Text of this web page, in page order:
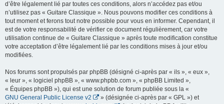
d’être légalement lié par toutes ces conditions, alors n’accédez pas et/ou
n’utilisez pas « Guitare Classique ». Nous pouvons modifier ces conditions à
tout moment et ferons tout notre possible pour vous en informer. Cependant, il
est de votre responsabilité de vérifier ce document régulièrement, car votre
utilisation continue de « Guitare Classique » après toute modification constitue
votre acceptation d’être légalement lié par les conditions mises à jour et/ou
modifiées.
Nos forums sont propulsés par phpBB (désigné ci-après par « ils », « eux »,
« leur », « logiciel phpBB », « www.phpbb.com », « phpBB Limited »,
« Équipes phpBB »), qui est une solution de forum publiée sous la «
GNU General Public License v2
» (désignée ci-après par « GPL ») et